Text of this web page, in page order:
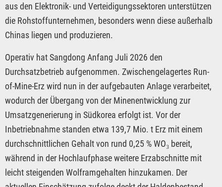
aus den Elektronik- und Verteidigungssektoren unterstützen
die Rohstoffunternehmen, besonders wenn diese außerhalb
Chinas liegen und produzieren.
Operativ hat Sangdong Anfang Juli 2026 den
Durchsatzbetrieb aufgenommen. Zwischengelagertes Run-
of-Mine-Erz wird nun in der aufgebauten Anlage verarbeitet,
wodurch der Übergang von der Minenentwicklung zur
Umsatzgenerierung in Südkorea erfolgt ist. Vor der
Inbetriebnahme standen etwa 139,7 Mio. t Erz mit einem
durchschnittlichen Gehalt von rund 0,25 % WO₃ bereit,
während in der Hochlaufphase weitere Erzabschnitte mit
leicht steigenden Wolframgehalten hinzukamen. Der